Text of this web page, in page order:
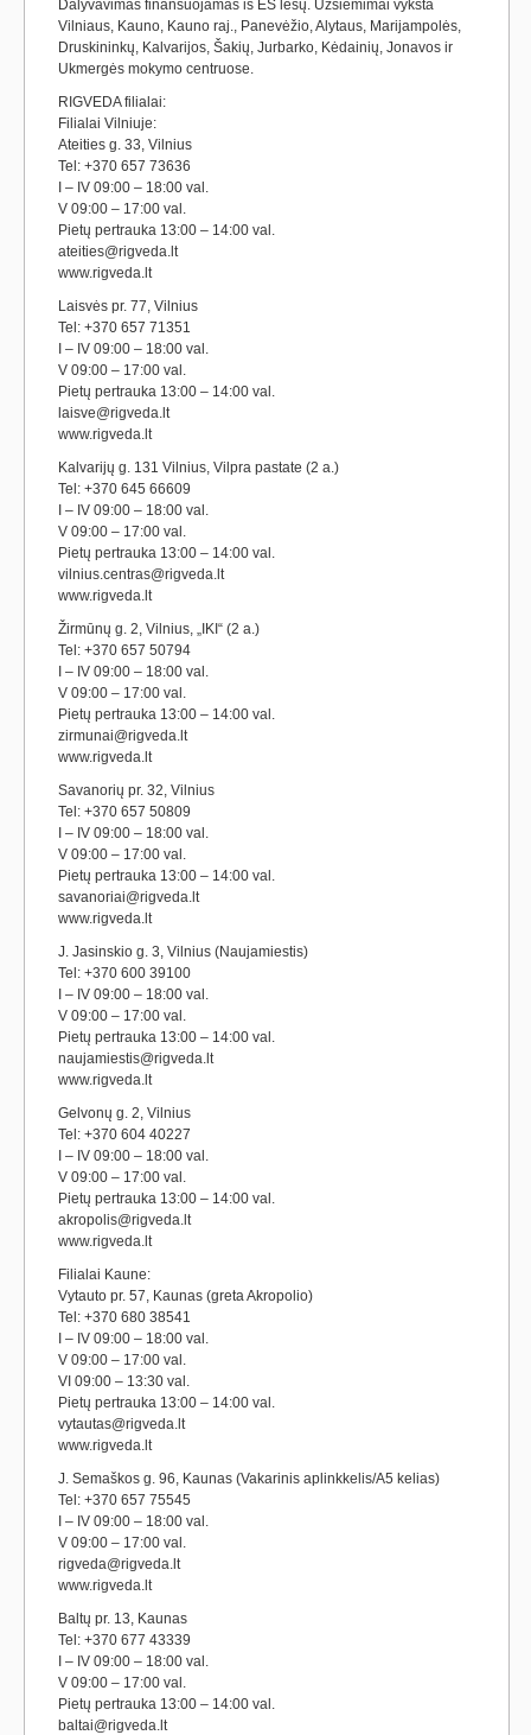
Dalyvavimas finansuojamas iš ES lėšų. Užsiėmimai vyksta
Vilniaus, Kauno, Kauno raj., Panevėžio, Alytaus, Marijampolės,
Druskininkų, Kalvarijos, Šakių, Jurbarko, Kėdainių, Jonavos ir
Ukmergės mokymo centruose.
RIGVEDA filialai:
Filialai Vilniuje:
Ateities g. 33, Vilnius
Tel: +370 657 73636
I – IV 09:00 – 18:00 val.
V 09:00 – 17:00 val.
Pietų pertrauka 13:00 – 14:00 val.
ateities@rigveda.lt
www.rigveda.lt
Laisvės pr. 77, Vilnius
Tel: +370 657 71351
I – IV 09:00 – 18:00 val.
V 09:00 – 17:00 val.
Pietų pertrauka 13:00 – 14:00 val.
laisve@rigveda.lt
www.rigveda.lt
Kalvarijų g. 131 Vilnius, Vilpra pastate (2 a.)
Tel: +370 645 66609
I – IV 09:00 – 18:00 val.
V 09:00 – 17:00 val.
Pietų pertrauka 13:00 – 14:00 val.
vilnius.centras@rigveda.lt
www.rigveda.lt
Žirmūnų g. 2, Vilnius, „IKI“ (2 a.)
Tel: +370 657 50794
I – IV 09:00 – 18:00 val.
V 09:00 – 17:00 val.
Pietų pertrauka 13:00 – 14:00 val.
zirmunai@rigveda.lt
www.rigveda.lt
Savanorių pr. 32, Vilnius
Tel: +370 657 50809
I – IV 09:00 – 18:00 val.
V 09:00 – 17:00 val.
Pietų pertrauka 13:00 – 14:00 val.
savanoriai@rigveda.lt
www.rigveda.lt
J. Jasinskio g. 3, Vilnius (Naujamiestis)
Tel: +370 600 39100
I – IV 09:00 – 18:00 val.
V 09:00 – 17:00 val.
Pietų pertrauka 13:00 – 14:00 val.
naujamiestis@rigveda.lt
www.rigveda.lt
Gelvonų g. 2, Vilnius
Tel: +370 604 40227
I – IV 09:00 – 18:00 val.
V 09:00 – 17:00 val.
Pietų pertrauka 13:00 – 14:00 val.
akropolis@rigveda.lt
www.rigveda.lt
Filialai Kaune:
Vytauto pr. 57, Kaunas (greta Akropolio)
Tel: +370 680 38541
I – IV 09:00 – 18:00 val.
V 09:00 – 17:00 val.
VI 09:00 – 13:30 val.
Pietų pertrauka 13:00 – 14:00 val.
vytautas@rigveda.lt
www.rigveda.lt
J. Semaškos g. 96, Kaunas (Vakarinis aplinkkelis/A5 kelias)
Tel: +370 657 75545
I – IV 09:00 – 18:00 val.
V 09:00 – 17:00 val.
rigveda@rigveda.lt
www.rigveda.lt
Baltų pr. 13, Kaunas
Tel: +370 677 43339
I – IV 09:00 – 18:00 val.
V 09:00 – 17:00 val.
Pietų pertrauka 13:00 – 14:00 val.
baltai@rigveda.lt